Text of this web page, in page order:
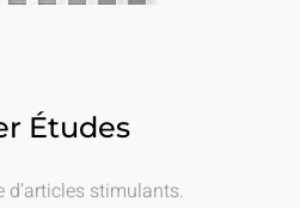
Études
d’articles stimulants.